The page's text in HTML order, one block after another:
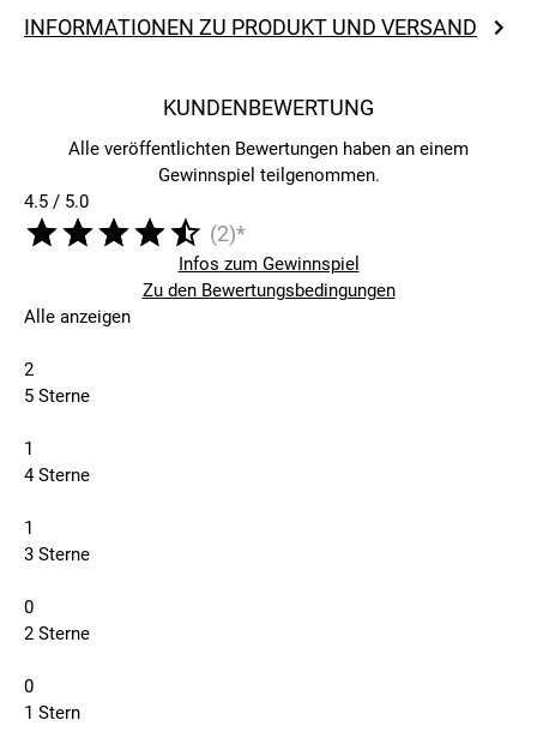
INFORMATIONEN ZU PRODUKT UND VERSAND
KUNDENBEWERTUNG
Alle veröffentlichten Bewertungen haben an einem
Gewinnspiel teilgenommen.
4.5 / 5.0
(2)*
Infos zum Gewinnspiel
Zu den Bewertungsbedingungen
Alle anzeigen
2
5 Sterne
1
4 Sterne
1
3 Sterne
0
2 Sterne
0
1 Stern